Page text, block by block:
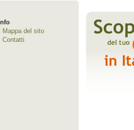
Info
Mappa del sito
Contatti